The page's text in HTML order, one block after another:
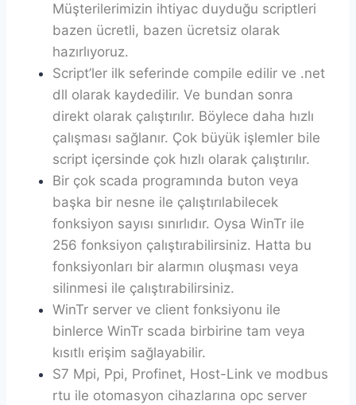
Müşterilerimizin ihtiyac duyduğu scriptleri
bazen ücretli, bazen ücretsiz olarak
hazırlıyoruz.
Script’ler ilk seferinde compile edilir ve .net
dll olarak kaydedilir. Ve bundan sonra
direkt olarak çalıştırılır. Böylece daha hızlı
çalışması sağlanır. Çok büyük işlemler bile
script içersinde çok hızlı olarak çalıştırılır.
Bir çok scada programında buton veya
başka bir nesne ile çalıştırılabilecek
fonksiyon sayısı sınırlıdır. Oysa WinTr ile
256 fonksiyon çalıştırabilirsiniz. Hatta bu
fonksiyonları bir alarmın oluşması veya
silinmesi ile çalıştırabilirsiniz.
WinTr server ve client fonksiyonu ile
binlerce WinTr scada birbirine tam veya
kısıtlı erişim sağlayabilir.
S7 Mpi, Ppi, Profinet, Host-Link ve modbus
rtu ile otomasyon cihazlarına opc server